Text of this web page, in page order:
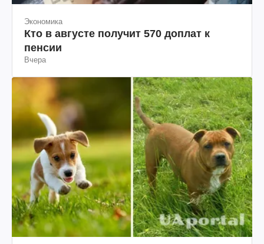
Экономика
Кто в августе получит 570 доплат к
пенсии
Вчера